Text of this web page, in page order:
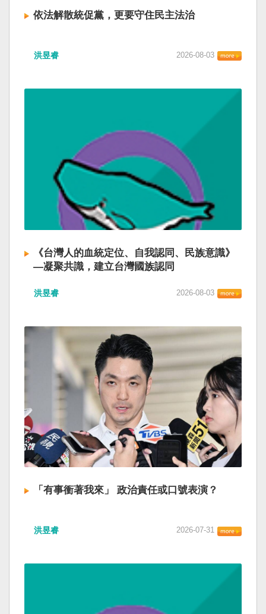
依法解散統促黨，更要守住民主法治
洪昱睿 2026-08-03
《台灣人的血統定位、自我認同、民族意識》
—凝聚共識，建立台灣國族認同
洪昱睿 2026-08-03
「有事衝著我來」 政治責任或口號表演？
洪昱睿 2026-07-31